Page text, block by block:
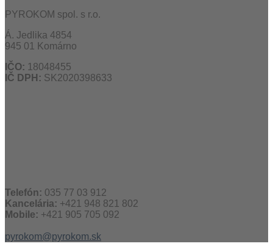
PYROKOM spol. s r.o.
Á. Jedlika 4854
945 01 Komárno
IČO: 18048455
IČ DPH: SK2020398633
Telefón: 035 77 03 912
Kancelária: +421 948 821 802
Mobile: +421 905 705 092
pyrokom@pyrokom.sk